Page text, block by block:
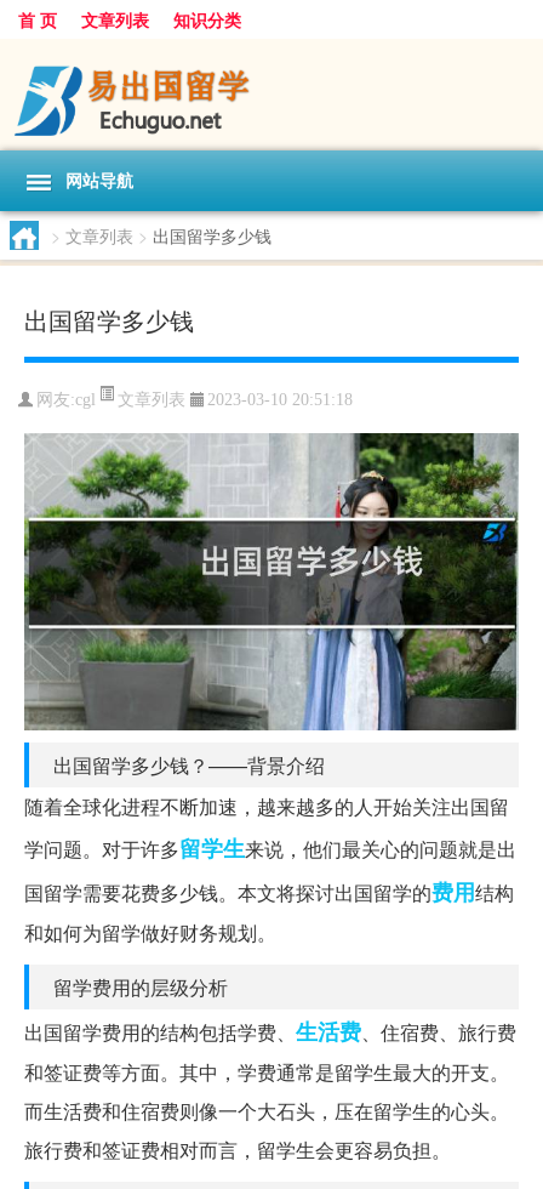
首 页 文章列表 知识分类
网站导航
> 文章列表 > 出国留学多少钱
出国留学多少钱
网友:cgl 文章列表 2023-03-10 20:51:18
出国留学多少钱？——背景介绍
随着全球化进程不断加速，越来越多的人开始关注出国留
学问题。对于许多留学生来说，他们最关心的问题就是出
国留学需要花费多少钱。本文将探讨出国留学的费用结构
和如何为留学做好财务规划。
留学费用的层级分析
出国留学费用的结构包括学费、 生活费、住宿费、旅行费
和签证费等方面。其中，学费通常是留学生最大的开支。
而生活费和住宿费则像一个大石头，压在留学生的心头。
旅行费和签证费相对而言，留学生会更容易负担。